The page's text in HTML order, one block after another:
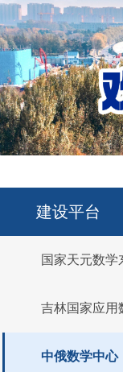
建设平台
国家天元数学
吉林国家应用
中俄数学中心